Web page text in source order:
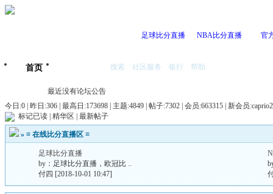
足球比分直播 NBA比分直播 官
首页 搜索 社区服务 银行 帮助
最近没有论坛公告
今日:0 | 昨日:306 | 最高日:173698 | 主题:4849 | 帖子:7302 | 会员:663315 | 新会员:
标记已读 精华区 最新帖子
» ≡ 在线比分直播区 ≡
足球比分直播
by： 足球比分直播，欧冠比 ..
付四 [2018-10-01 10:47]